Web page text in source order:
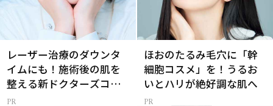
レーザー治療のダウンタ
イムにも！施術後の肌を
整える新ドクターズコス
メ
ほおのたるみ毛穴に「幹
細胞コスメ」を！うるお
いとハリが絶好調な肌へ